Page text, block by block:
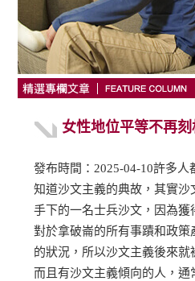
女性地位平等不再
發布時間：2025-04-10許多
知道沙文主義的典故，其實
手下的一名士兵沙文，因為
對於拿破崙的所有事蹟和政
的狀況，所以沙文主義後來就
而且有沙文主義傾向的人，